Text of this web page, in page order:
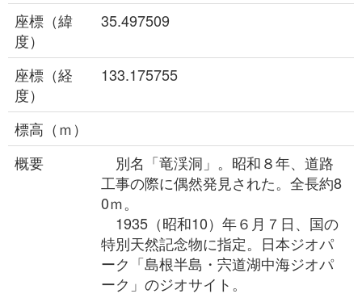
座標（緯
度）
35.497509
座標（経
度）
133.175755
標高（ｍ）
概要
別名「竜渓洞」。昭和８年、道路
工事の際に偶然発見された。全長約8
0ｍ。
1935（昭和10）年６月７日、国の
特別天然記念物に指定。日本ジオパ
ーク「島根半島・宍道湖中海ジオパ
ーク」のジオサイト。